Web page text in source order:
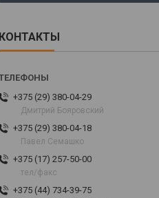
КОНТАКТЫ
+375 (29) 380-04-29
Дмитрий Бояровский
+375 (29) 380-04-18
Павел Семашко
+375 (17) 257-50-00
тел/факс
+375 (44) 734-39-75